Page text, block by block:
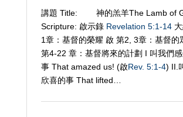
講題 Title: 神的羔羊The Lamb of
Scripture: 啟示錄 Revelation 5:1-14大
1章：基督的榮耀 啟 第2, 3章：基督的
第4-22 章：基督將來的計劃 I 叫我們
事 That amazed us! (啟Rev. 5:1-4) II.
欣喜的事 That lifted…